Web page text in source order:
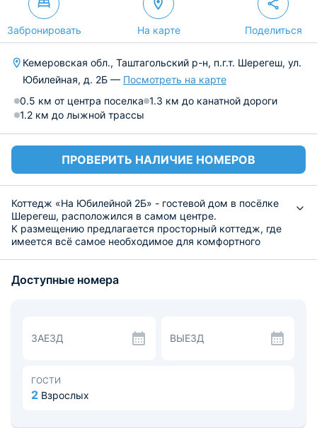
Забронировать На карте Поделиться
Кемеровская обл., Таштагольский р-н, п.г.т. Шерегеш, ул.
Юбилейная, д. 2Б — Посмотреть на карте
0.5 км от центра поселка 1.3 км до канатной дороги
1.2 км до лыжной трассы
ПРОВЕРИТЬ НАЛИЧИЕ НОМЕРОВ
Коттедж «На Юбилейной 2Б» - гостевой дом в посёлке
Шерегеш, расположился в самом центре.
К размещению предлагается просторный коттедж, где
имеется всё самое необходимое для комфортного
комната и уютная гостиная с камином.
В окрестностях находятся продуктовые магазины,
Расстояние до аэропорта Кемерово - 288,9 км, до ж/д
выказала Междуреченск - 85,8 км.
Доступные номера
ЗАЕЗД ВЫЕЗД
ГОСТИ
2 Взрослых